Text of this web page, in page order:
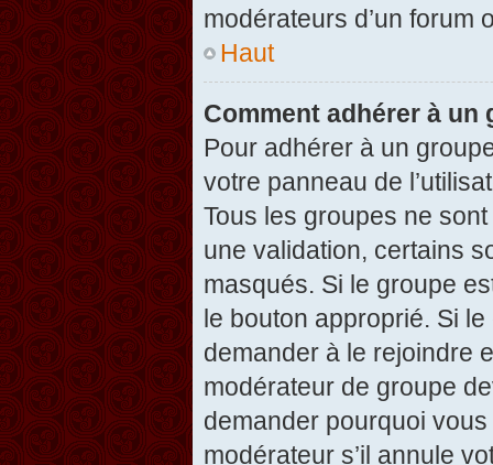
modérateurs d’un forum
Haut
Comment adhérer à un
Pour adhérer à un
votre panneau de
Tous les groupes ne
une validation, certains
masqués. Si le groupe
le bouton approprié. Si
demander à le rejoindre
modérateur de groupe
demander pourquoi
modérateur s’il annule